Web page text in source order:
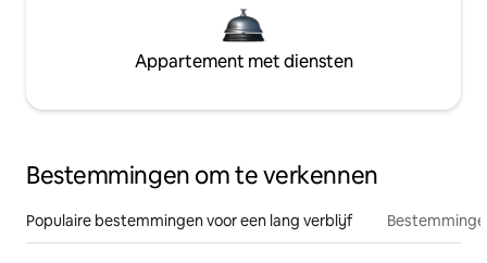
Appartement met diensten
Bestemmingen om te verkennen
Populaire bestemmingen voor een lang verblijf